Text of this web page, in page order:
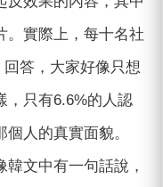
。實際上，每十名社
答，大家好像只想
，只有6.6%的人認
人的真實面貌。
文中有一句話說，